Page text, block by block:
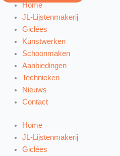
Home
JL-Lijstenmakerij
Giclées
Kunstwerken
Schoonmaken
Aanbiedingen
Technieken
Nieuws
Contact
Home
JL-Lijstenmakerij
Giclées